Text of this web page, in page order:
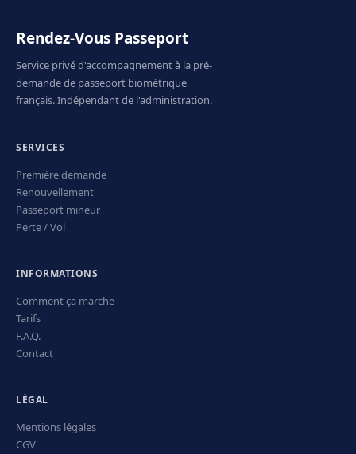
Rendez-Vous Passeport
Service privé d'accompagnement à la pré-
demande de passeport biométrique
français. Indépendant de l'administration.
SERVICES
Première demande
Renouvellement
Passeport mineur
Perte / Vol
INFORMATIONS
Comment ça marche
Tarifs
F.A.Q.
Contact
LÉGAL
Mentions légales
CGV